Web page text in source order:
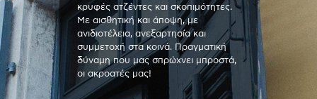
κρυφές ατζέντες και σκοπιμότητες.
Με αισθητική και άποψη, με
ανιδιοτέλεια, ανεξαρτησία και
συμμετοχή στα κοινά. Πραγματική
δύναμη που μας σπρώχνει μπροστά,
οι ακροατές μας!